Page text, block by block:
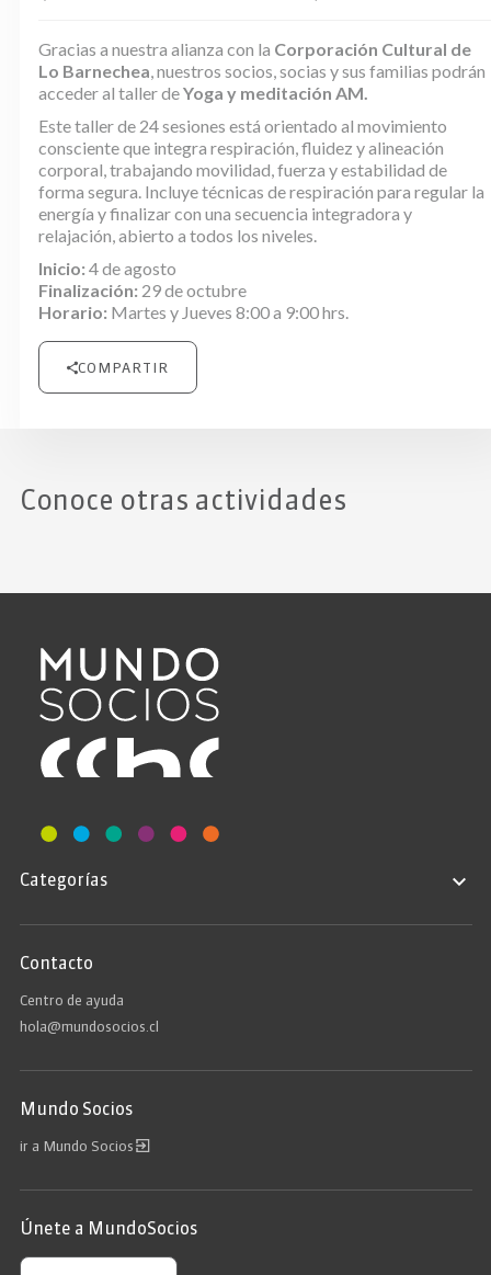
Gracias a nuestra alianza con la Corporación Cultural de
Lo Barnechea, nuestros socios, socias y sus familias podrán
acceder al taller deYoga y meditación AM.
Este taller de 24 sesiones está orientado al movimiento
consciente que integra respiración, fluidez y alineación
corporal, trabajando movilidad, fuerza y estabilidad de
forma segura. Incluye técnicas de respiración para regular la
energía y finalizar con una secuencia integradora y
relajación, abierto a todos los niveles.
Inicio: 4 de agosto
Finalización: 29 de octubre
Horario: Martes y Jueves 8:00 a 9:00 hrs.
COMPARTIR
Conoce otras actividades
Categorías
Contacto
Centro de ayuda
hola@mundosocios.cl
Mundo Socios
ir a Mundo Socios
Únete a MundoSocios